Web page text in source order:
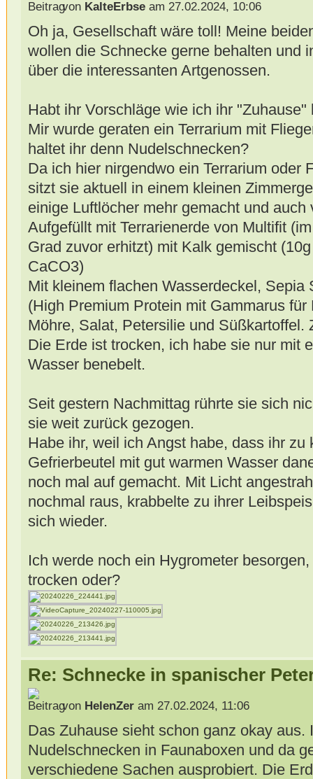
von KalteErbseam 27.02.2024, 10:06
Oh ja, Gesellschaft wäre toll! Meine
wollen die Schnecke gerne behalten und
über die interessanten Artgenossen.
Habt ihr Vorschläge wie ich ihr "Zuhause"
Mir wurde geraten ein Terrarium mit
haltet ihr denn Nudelschnecken?
Da ich hier nirgendwo ein Terrarium oder
sitzt sie aktuell in einem kleinen
einige Luftlöcher mehr gemacht und auch
Aufgefüllt mit Terrarienerde von Multifit
Grad zuvor erhitzt) mit Kalk gemischt
CaCO3)
Mit kleinem flachen Wasserdeckel, Sepia
(High Premium Protein mit Gammarus für
Möhre, Salat, Petersilie und Süßkartoffel.
Die Erde ist trocken, ich habe sie nur mit
Wasser benebelt.
Seit gestern Nachmittag rührte sie sich
sie weit zurück gezogen.
Habe ihr, weil ich Angst habe, dass ihr
Gefrierbeutel mit gut warmen Wasser
noch mal auf gemacht. Mit Licht
nochmal raus, krabbelte zu ihrer
sich wieder.
Ich werde noch ein Hygrometer
trocken oder?
Re: Schnecke in spanischer
von HelenZeram 27.02.2024, 11:06
Das Zuhause sieht schon ganz okay aus.
Nudelschnecken in Faunaboxen und da
verschiedene Sachen ausprobiert. Die